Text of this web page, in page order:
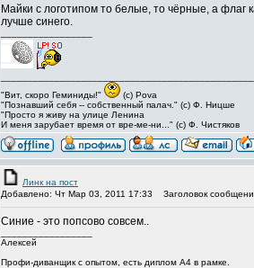
Майки с логотипом то белые, то чёрные, а флаг
лучше синего.
"Вит, cкоро Геминиды!"
(с) Pova
"Познавший себя -- собственный палач." (с) Ф. Ницше
"Просто я живу на улице Ленина
И меня зарубает время от вре-ме-ни..." (с) Ф. Чистяков
Линк на пост
Добавлено: Чт Мар 03, 2011 17:33
Заголовок
Синие - это попсово совсем..
Алексей
Профи-диванщик с опытом, есть диплом А4 в рамке.